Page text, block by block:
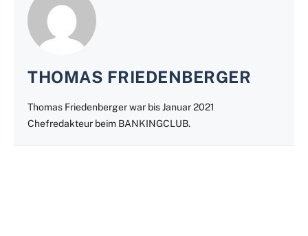
THOMAS FRIEDENBERGER
Thomas Friedenberger war bis Januar 2021
Chefredakteur beim BANKINGCLUB.